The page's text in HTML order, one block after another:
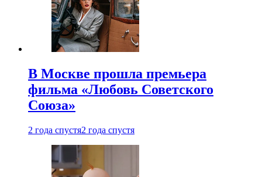
В Москве прошла премьера
фильма «Любовь Советского
Союза»
2 года спустя2 года спустя